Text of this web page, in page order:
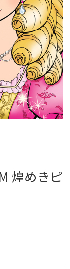
煌めきピ